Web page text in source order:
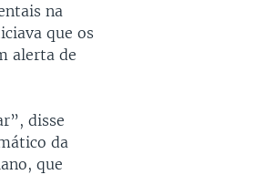
na
que os
alerta de
disse
da
que